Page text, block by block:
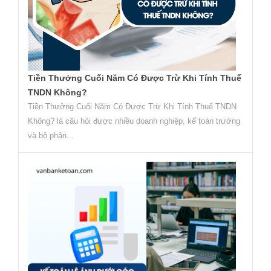
Tiền Thưởng Cuối Năm Có Được Trừ Khi Tính Thuế
TNDN Không?
Tiền Thưởng Cuối Năm Có Được Trừ Khi Tính Thuế TNDN
Không? là câu hỏi được nhiều doanh nghiệp, kế toán trưởng
và bộ phận...